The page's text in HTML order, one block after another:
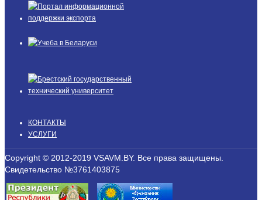
КОНТАКТЫ
УСЛУГИ
Copyright © 2012-2019 VSAVM.BY. Все права защищены.
Свидетельство №3761403875